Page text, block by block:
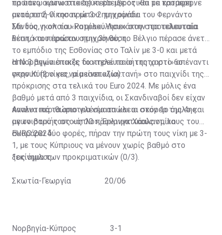
πρώτες αγωνιστικές) κι έδειξε ότι θα τα κατάφερνε
μετά το 2-0 του πρώτου ημιχρόνου.
τα πάνω κάτω στο δεύτερο μέρος και με τρομερή
ανατροπή νίκησαν με 3-2 την ομάδα του Φερνάντο
Σάντος, η οποία «κατρακύλησε» στην προτελευταία
θέση, και πέρασαν στην 3η θέση.
Με δύο γκολ του Ρομέλου Λουκάκου στα τελευταία
λεπτά του πρώτου ημιχρόνου, το Βέλγιο πέρασε άνετα
το εμπόδιο της Εσθονίας στο Ταλίν με 3-0 και μετά
από 3 αγωνιστικές διατηρεί το αήττητο στο 6ο
γκρουπ (2 νίκες, μία ισοπαλία).
Η Νορβηγία έπαιζε το «τελευταίο της χαρτί» απέναντι
στην Κύπρο για να μείνει «ζωντανή» στο παιχνίδι της
πρόκρισης στα τελικά του Euro 2024. Με μόλις ένα
βαθμό μετά από 3 παιχνίδια, οι Σκανδιναβοί δεν είχαν
κανένα περιθώριο για νέα απώλεια στον 1ο όμιλο και
με το βαρύ τους «όπλο», Έρλινγκ Χάαλαντ, να
σκοράρει δύο φορές, πήραν την πρώτη τους νίκη με 3-
1, με τους Κύπριους να μένουν χωρίς βαθμό στο
ξεκίνημα των προκριματικών (0/3).
Αναλυτικά τα αποτελέσματα και οι σκόρερ της 4ης
αγωνιστικής στους 10 προκριματικούς ομίλους του
EURO 2024:
1ος όμιλος
Σκωτία-Γεωργία 20/06
Νορβηγία-Κύπρος 3-1